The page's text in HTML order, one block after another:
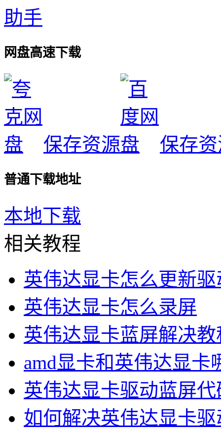
网盘高速下载
保存资源 保存
普通下载地址
本地下载
相关教程
英伟达显卡怎么更新驱
英伟达显卡怎么录屏
英伟达显卡蓝屏解决教
amd显卡和英伟达显卡
英伟达显卡驱动蓝屏
如何解决英伟达显卡